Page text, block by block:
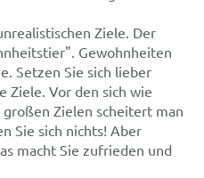
Ziele. Der
Gewohnheiten
Setzen Sie sich lieber
Ziele. Vor den sich wie
Zielen scheitert man
Sie sich nichts! Aber
macht Sie zufrieden und